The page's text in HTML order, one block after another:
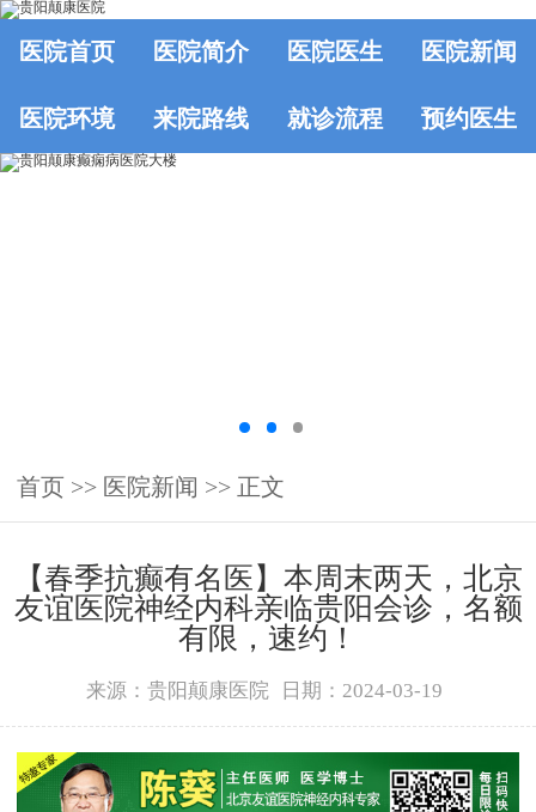
医院首页 医院简介 医院医生 医院新闻
医院环境 来院路线 就诊流程 预约医生
首页 >> 医院新闻 >> 正文
【春季抗癫有名医】本周末两天，北京
友谊医院神经内科亲临贵阳会诊，名额
有限，速约！
来源：贵阳颠康医院 日期：2024-03-19